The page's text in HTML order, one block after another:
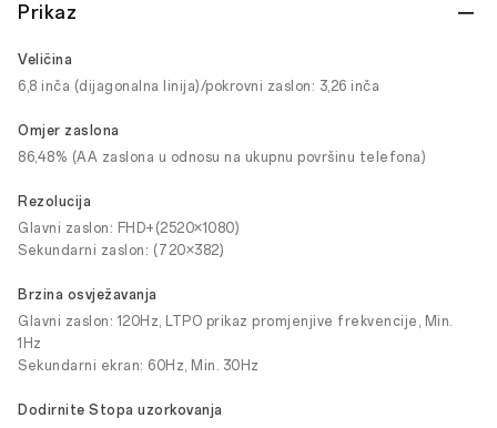
Prikaz
Veličina
6,8 inča (dijagonalna linija)/pokrovni zaslon: 3,26 inča
Omjer zaslona
86,48% (AA zaslona u odnosu na ukupnu površinu telefona)
Rezolucija
Glavni zaslon: FHD+(2520×1080)
Sekundarni zaslon: (720×382)
Brzina osvježavanja
Glavni zaslon: 120Hz, LTPO prikaz promjenjive frekvencije, Min.
1Hz
Sekundarni ekran: 60Hz, Min. 30Hz
Dodirnite Stopa uzorkovanja